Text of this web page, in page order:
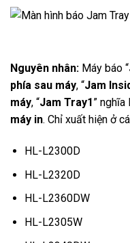
Nguyên nhân: Máy báo “
phía sau máy, “Jam
máy, “Jam Tray1 ” nghĩa
máy in. Chỉ xuất hiện ở
HL-L2300D
HL-L2320D
HL-L2360DW
HL-L2305W